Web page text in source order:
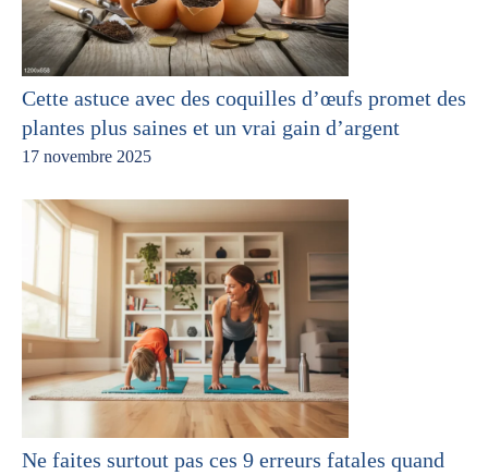
Cette astuce avec des coquilles d’œufs promet des
plantes plus saines et un vrai gain d’argent
17 novembre 2025
Ne faites surtout pas ces 9 erreurs fatales quand